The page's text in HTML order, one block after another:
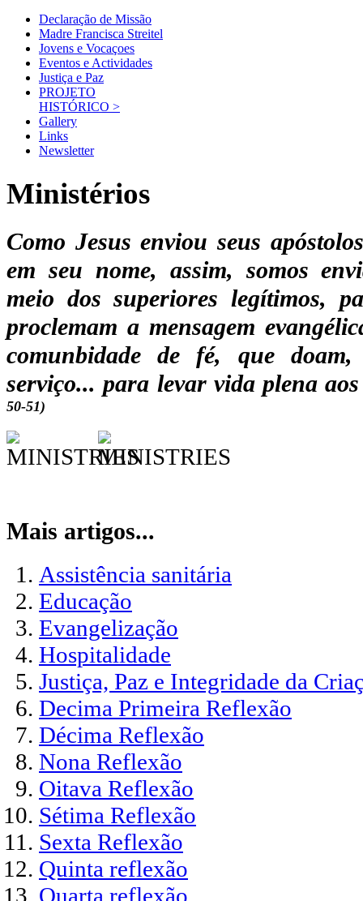
Declaração de Missão
Madre Francisca Streitel
Jovens e Vocaçoes
Eventos e Actividades
Justiça e Paz
PROJETO
HISTÓRICO >
Gallery
Links
Newsletter
Ministérios
Como Jesus enviou seus
em seu nome, assim, somos
meio dos superiores legítimos,
proclemam a mensagem
comunbidade de fé, que doam,
serviço... para levar vida plena
50-51)
Mais artigos...
Assistência sanitária
Educação
Evangelização
Hospitalidade
Justiça, Paz e Integridade da
Decima Primeira Reflexão
Décima Reflexão
Nona Reflexão
Oitava Reflexão
Sétima Reflexão
Sexta Reflexão
Quinta reflexão
Quarta reflexão